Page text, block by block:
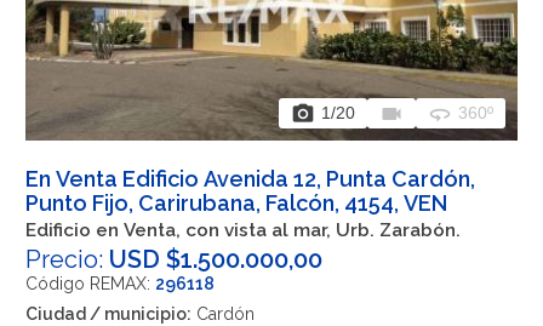
photo_camera 1/20 videocam 360 360º
En Venta Edificio Avenida 12, Punta Cardón,
Punto Fijo, Carirubana, Falcón, 4154, VEN
Edificio en Venta, con vista al mar, Urb. Zarabón.
Precio: USD $1.500.000,00
Código REMAX: 296118
Ciudad / municipio: Cardón